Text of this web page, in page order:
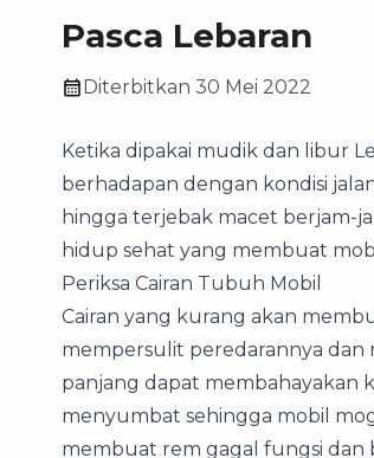
Pasca Lebaran
Diterbitkan 30 Mei 2022
Ketika dipakai mudik dan libur
berhadapan dengan kondisi
hingga terjebak macet berjam-
hidup sehat yang membuat
Periksa Cairan Tubuh Mobil
Cairan yang kurang akan
mempersulit peredarannya
panjang dapat membahayakan
menyumbat sehingga mobil
membuat rem gagal fungsi dan